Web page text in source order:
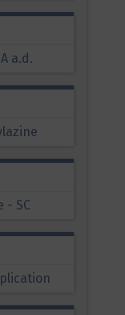
a.d.
- SC